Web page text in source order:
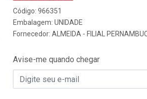
Código: 966351
Embalagem: UNIDADE
Fornecedor: ALMEIDA - FILIAL
Avise-me quando chegar